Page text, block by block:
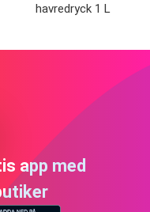
havredryck 1 L
app med